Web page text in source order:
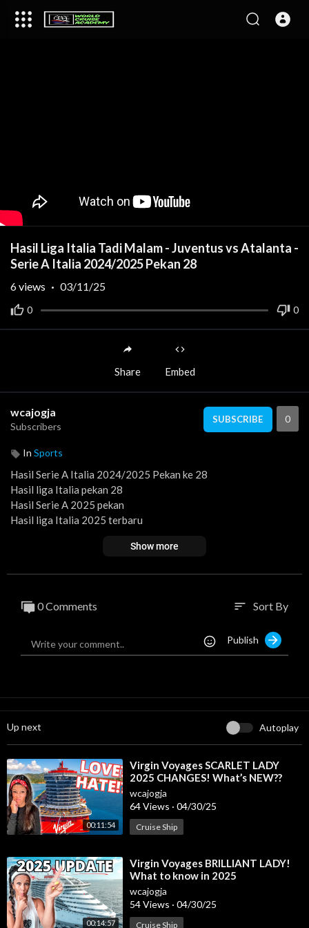
Hasil Liga Italia Tadi Malam - Juventus vs Atalanta -
Serie A Italia 2024/2025 Pekan 28
0 0
6views · 03/11/25
Share Embed
wcajogja
Subscribers
SUBSCRIBE 0
In Sports
Hasil Serie A Italia 2024/2025 Pekan ke 28
Hasil liga Italia pekan 28
Hasil Serie A 2025 pekan
Hasil liga Italia 2025 terbaru
Hasil Juventus vs Atalanta 2025
Hasil Inter Milan vs Monza 2025
Hasil Lecce vs AC Milan 2025
Hasil Como vs Veneziatadi malam
Klasemen Serie A Giornata 28
Hasil pertandingan Juventus tadi malam
Siaran langsung liga Italia live rcti
Hasil Liga Italia 2024/2025
Klasemen Serie A 2024 Giornata 28
Hasil lengkap Serie A 2025 pekan 28
Hasil Liga Italia 2025 Tadi Malam
Jadwal pertandingan Serie A 2024/2025 Italia pekan 28
Jadwal Serie A Italia Giornata 28
Jadwal seria a 2025 pekan ke 28
Jadwal Seri A malam ini
Jadwal Liga Italia 2025 nanti malam
Show more
0 Comments sort Sort By
Publish
Up next Autoplay
00:11:54
⁣Virgin Voyages SCARLET LADY
2025 CHANGES! What’s NEW??
wcajogja
64 Views · 04/30/25
Cruise Ship
00:14:57
⁣Virgin Voyages BRILLIANT LADY!
What to know in 2025
wcajogja
54 Views · 04/30/25
Cruise Ship